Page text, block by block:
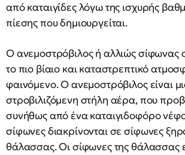
από καταιγίδες λόγω της ισχυρής
πίεσης που δημιουργείται.
Ο ανεμοστρόβιλος ή αλλιώς σίφωνας
το πιο βίαιο και καταστρεπτικό
φαινόμενο. Ο ανεμοστρόβιλος είναι
στροβιλιζόμενη στήλη αέρα, που
συνήθως από ένα καταιγιδοφόρο
σίφωνες διακρίνονται σε σίφωνες
θάλασσας. Οι σίφωνες της θάλασσας